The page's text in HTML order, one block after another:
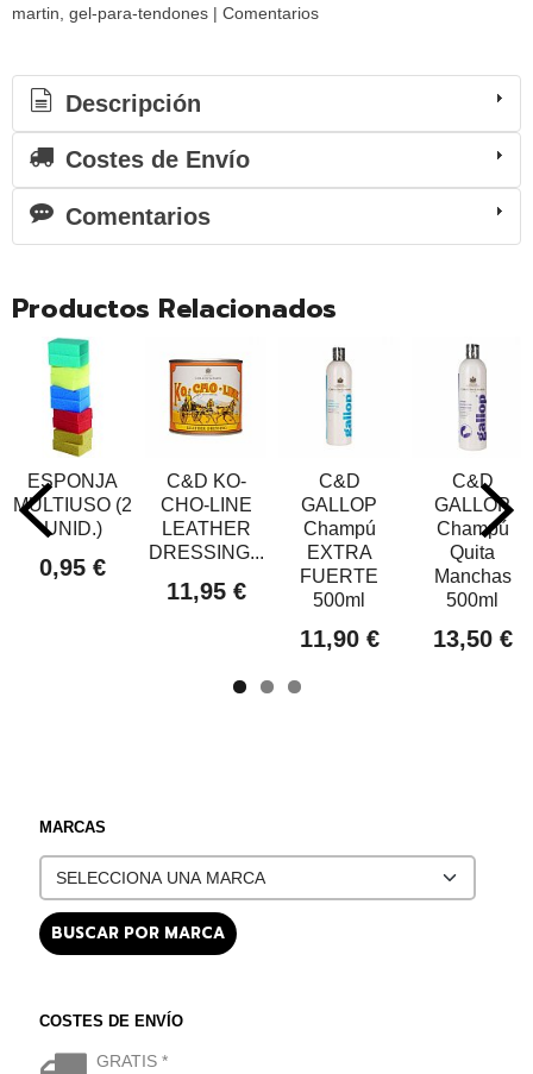
MARCAS
COSTES DE ENVÍO
GRATIS *
martin gel-para-tendones | Comentarios
Descripción
Costes de Envío
Comentarios
Productos Relacionados
ESPONJA
MULTIUSO (2
UNID.)
0,95 €
C&D KO-
CHO-LINE
LEATHER
DRESSING...
11,95 €
C&D
GALLOP
Champú
EXTRA
FUERTE
500ml
11,90 €
C&D
GALLOP
Champú
Quita
Manchas
500ml
13,50 €